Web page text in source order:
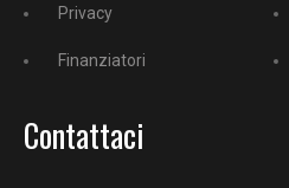
Privacy
Finanziatori
Contattaci